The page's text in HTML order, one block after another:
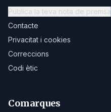
Publica la teva nota de premsa
Contacte
Privacitat i cookies
Correccions
Codi ètic
Comarques